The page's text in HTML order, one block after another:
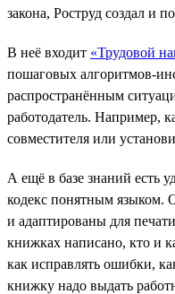
закона, Роструд создал и
В неё входит «Трудовой
пошаговых алгоритмов-
распространённым
работодатель. Например,
совместителя или
А ещё в базе знаний есть
кодекс понятным языком.
и адаптированы для
книжках написано, кто и
как исправлять ошибки,
книжку надо выдать